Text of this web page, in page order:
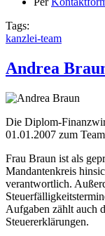
Tags:
kanzlei-team
Andrea
Die Diplom-
01.01.2007 zum
Frau Braun ist als
Mandantenkreis
verantwortlich.
Aufgaben zählt auch
Steuererklärungen.